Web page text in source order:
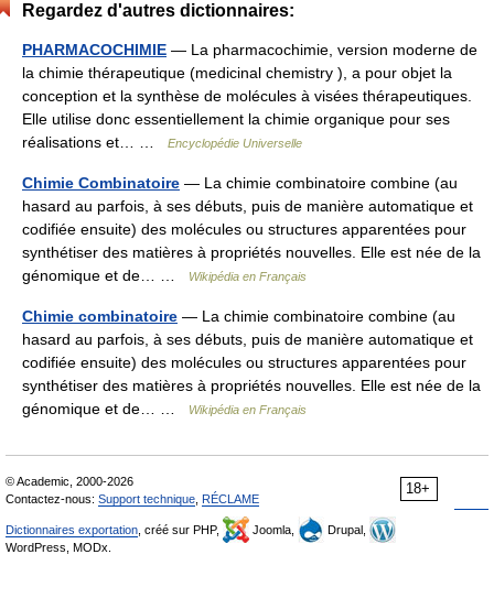
Regardez d'autres dictionnaires:
PHARMACOCHIMIE — La pharmacochimie, version moderne de
la chimie thérapeutique (medicinal chemistry ), a pour objet la
conception et la synthèse de molécules à visées thérapeutiques.
Elle utilise donc essentiellement la chimie organique pour ses
réalisations et… …
Encyclopédie Universelle
Chimie Combinatoire — La chimie combinatoire combine (au
hasard au parfois, à ses débuts, puis de manière automatique et
codifiée ensuite) des molécules ou structures apparentées pour
synthétiser des matières à propriétés nouvelles. Elle est née de la
génomique et de… …
Wikipédia en Français
Chimie combinatoire — La chimie combinatoire combine (au
hasard au parfois, à ses débuts, puis de manière automatique et
codifiée ensuite) des molécules ou structures apparentées pour
synthétiser des matières à propriétés nouvelles. Elle est née de la
génomique et de… …
Wikipédia en Français
18+
© Academic, 2000-2026
Contactez-nous: Support technique RÉCLAME
Dictionnaires exportation , créé sur PHP, Joomla,
Drupal,
WordPress, MODx.